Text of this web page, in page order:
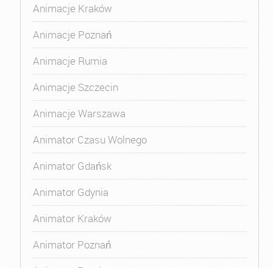
Animacje Kraków
Animacje Poznań
Animacje Rumia
Animacje Szczecin
Animacje Warszawa
Animator Czasu Wolnego
Animator Gdańsk
Animator Gdynia
Animator Kraków
Animator Poznań